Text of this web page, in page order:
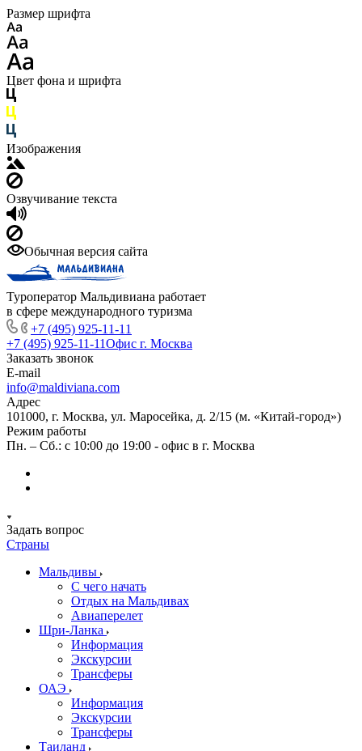
Размер шрифта
Цвет фона и шрифта
Изображения
Озвучивание текста
Обычная версия сайта
Туроператор Мальдивиана работает
в сфере международного туризма
+7 (495) 925-11-11
+7 (495) 925-11-11Офис г. Москва
Заказать звонок
E-mail
info@maldiviana.com
Адрес
101000, г. Москва, ул. Маросейка, д. 2/15 (м. «Китай-город»)
Режим работы
Пн. – Сб.: с 10:00 до 19:00 - офис в г. Москва
Задать вопрос
Страны
Мальдивы
С чего начать
Отдых на Мальдивах
Авиаперелет
Шри-Ланка
Информация
Экскурсии
Трансферы
ОАЭ
Информация
Экскурсии
Трансферы
Таиланд